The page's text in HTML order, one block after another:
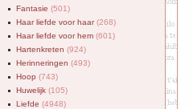
Fantasie (501)
Haar liefde voor haar(268)
Haar liefde voor hem (601)
Hartenkreten (924)
Herinneringen (493)
Hoop (743)
Huwelijk (105)
Liefde (4948)